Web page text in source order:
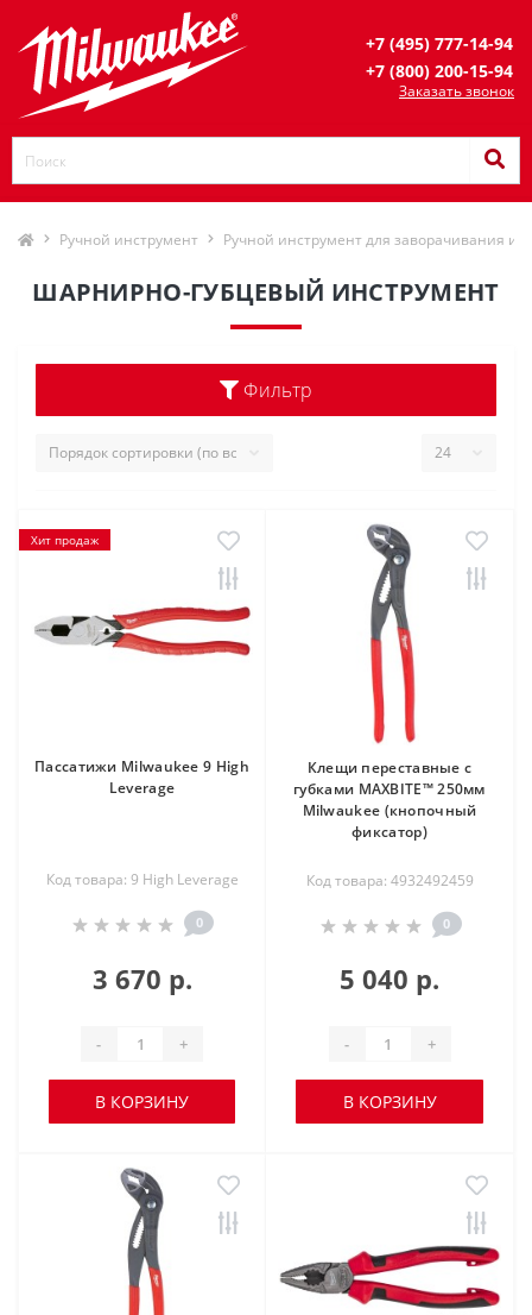
+7 (495) 777-14-94
+7 (800) 200-15-94
Заказать звонок
Ручной инструмент Ручной инструмент для заворачивания и
ШАРНИРНО-ГУБЦЕВЫЙ ИНСТРУМЕНТ
Фильтр
Хит продаж
Пассатижи Milwaukee 9 High
Leverage
Код товара: 9 High Leverage
0
3 670 р.
- +
В КОРЗИНУ
Клещи переставные с
губками MAXBITE™ 250мм
Milwaukee (кнопочный
фиксатор)
Код товара: 4932492459
0
5 040 р.
- +
В КОРЗИНУ